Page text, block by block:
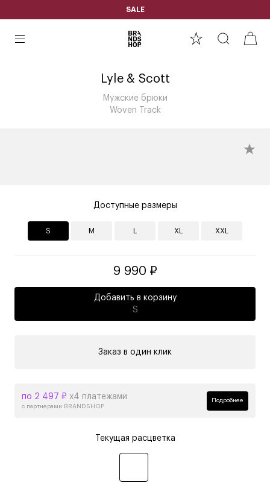
SALE
Lyle & Scott
Мужские брюки
Woven Track
Доступные размеры
S M XL XXL
9 990 ₽
Добавить в корзину
S
Заказ в один клик
по 2 497 ₽ х4 платежами
с партнерами BRANDSHOP
Подробнее
Текущая расцветка